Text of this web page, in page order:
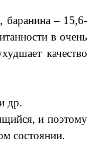
– 15,6-
в очень
качество
др.
и поэтому
состоянии.